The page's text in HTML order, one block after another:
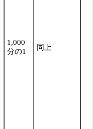
1,000
分の1
同上